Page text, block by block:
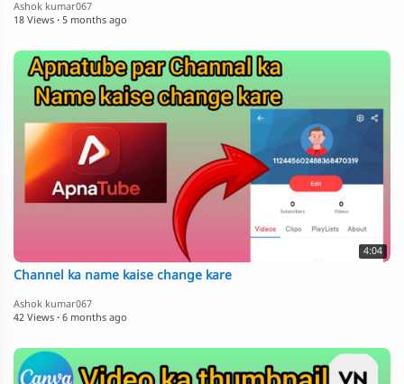
Ashok kumar067
18 Views · 5 months ago
4:04
Channel ka name kaise change kare
Ashok kumar067
42 Views · 6 months ago